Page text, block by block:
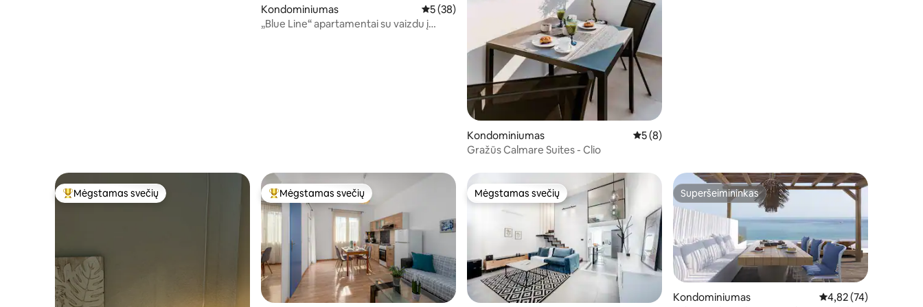
Kondominiumas Vidutinis įvertinimas: 5 iš 5, atsiliepimų: 38
5 (38)
„Blue Line“ apartamentai su vaizdu į
Kondominiumas Vidutinis įvertinimas: 5 iš 5, atsiliepimų: 8
5 (8)
Gražūs Calmare Suites - Clio
Svečių mėgstamiausias
Mėgstamas svečių Svečių mėgstamiausias
Mėgstamas svečių Mėgstamas svečių
Mėgstamas svečių Superšeimininkas
Superšeimininkas
Kondominiumas Vidutinis įvertinimas:
4,82 (74)